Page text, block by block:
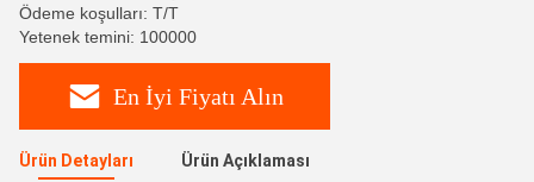
Ödeme koşulları: T/T
Yetenek temini: 100000
En İyi Fiyatı Alın
Ürün Detayları Ürün Açıklaması